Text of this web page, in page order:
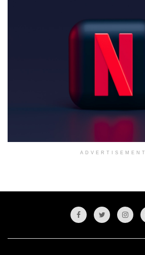
ADVERTISEMENT